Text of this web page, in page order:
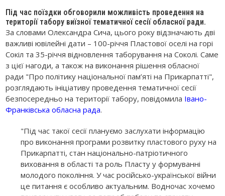
Під час поїздки обговорили можливість проведення на
території табору виїзної тематичної сесії обласної ради.
За словами Олександра Сича, цього року відзначають дві
важливі ювілейні дати – 100-річчя Пластової оселі на горі
Сокіл та 35-річчя відновлення таборування на Соколі. Саме
з цієї нагоди, а також на виконання рішення обласної
ради "Про політику національної пам’яті на Прикарпатті",
розглядають ініціативу проведення тематичної сесії
безпосередньо на території табору, повідомила Івано-
Франківська обласна рада.
"Під час такої сесії плануємо заслухати інформацію
про виконання програми розвитку пластового руху на
Прикарпатті, стан національно-патріотичного
виховання в області та роль Пласту у формуванні
молодого покоління. У час російсько-української війни
це питання є особливо актуальним. Водночас хочемо